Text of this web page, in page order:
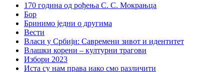
170 година од рођења С. С. Мокрањца
Бор
Бринимо једни о другима
Вести
Власи у Србији: Савремени зивот и идентитет
Влашки корени – културни трагови
Избори 2023
Иста су нам права иако смо различити